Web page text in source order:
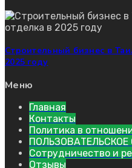
Строительный бизнес в
2025 году
Меню
Главная
Контакты
Политика в
Сотрудничество и
Отзывы